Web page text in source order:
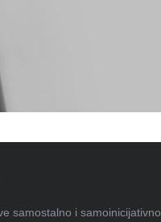
samostalno i samoinicijativno